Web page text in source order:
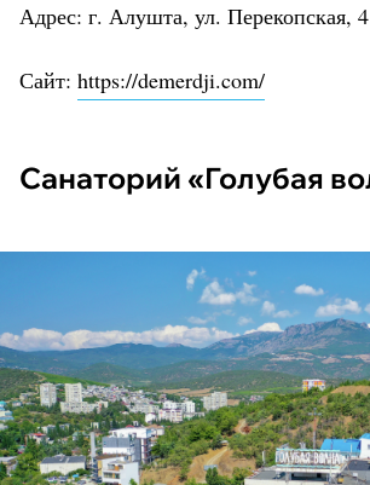
Адрес: г. Алушта, ул. Перекопская, 4
Сайт: https://demerdji.com/
Санаторий «Голубая